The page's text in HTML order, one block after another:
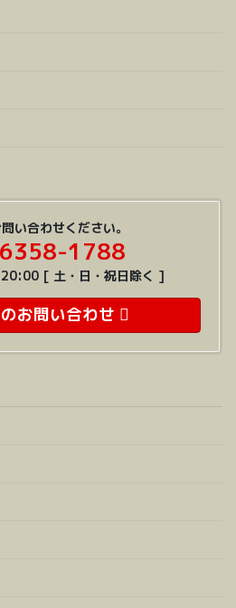
い合わせください。
1788
[ 土・日・祝日除く ]
お問い合わせ